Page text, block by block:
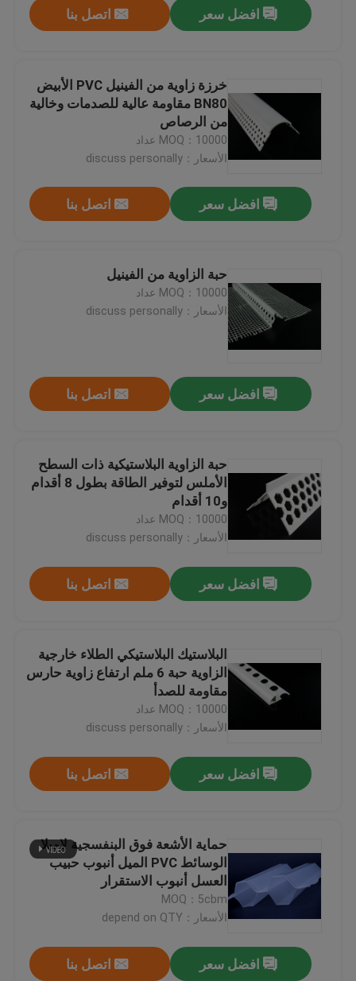
الصفحة الرئيسية
افضل سعر اتصل بنا
خرزة زاوية من الفينيل PVC الأبيض
BN80 مقاومة عالية للصدمات وخالية
من الرصاص
MOQ：10000 عداد
الأسعار：discuss personally
افضل سعر اتصل بنا
حبة الزاوية من الفينيل
MOQ：10000 عداد
الأسعار：discuss personally
افضل سعر اتصل بنا
حبة الزاوية البلاستيكية ذات السطح
الأملس لتوفير الطاقة بطول 8 أقدام
و10 أقدام
MOQ：10000 عداد
الأسعار：discuss personally
افضل سعر اتصل بنا
البلاستيك البلاستيكي الطلاء خارجية
الزاوية حبة 6 ملم ارتفاع زاوية حارس
مقاومة للصدأ
MOQ：10000 عداد
الأسعار：discuss personally
افضل سعر اتصل بنا
حماية الأشعة فوق البنفسجية لاميلا
الوسائط PVC الميل أنبوب حبيب
العسل أنبوب الاستقرار
MOQ：5cbm
الأسعار：depend on QTY
افضل سعر اتصل بنا